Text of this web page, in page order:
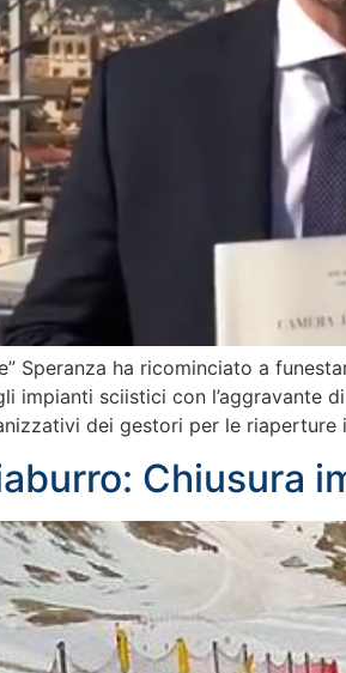
Speranza ha ricominciato a
impianti sciistici con
dei gestori per le riaperture
Chiusura